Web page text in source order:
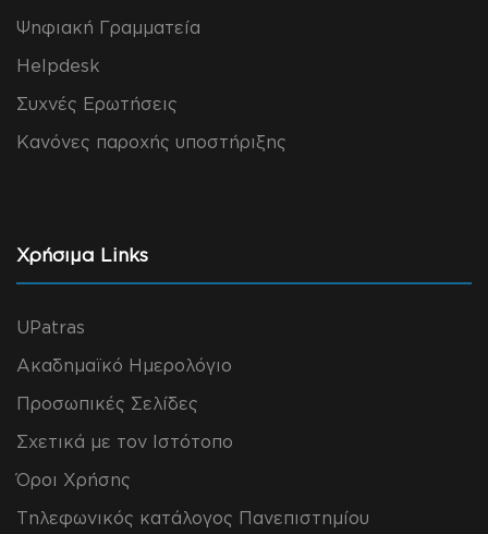
Ψηφιακή Γραμματεία
Helpdesk
Συχνές Ερωτήσεις
Κανόνες παροχής υποστήριξης
Χρήσιμα Links
UPatras
Ακαδημαϊκό Ημερολόγιο
Προσωπικές Σελίδες
Σχετικά με τον Ιστότοπο
Όροι Χρήσης
Τηλεφωνικός κατάλογος Πανεπιστημίου